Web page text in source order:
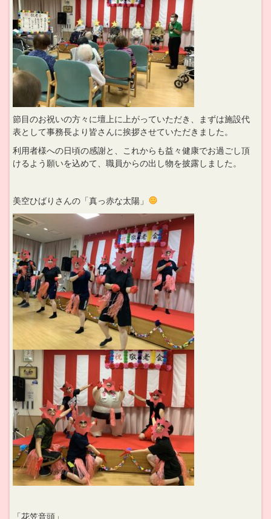
節目のお祝いの方々に壇上に上がっていただき、まずは施設代
表として事務長より皆さんに挨拶させていただきました。
利用者様への日頃の感謝と、これからも益々健康でお過ごし頂
けるよう願いを込めて、職員からの出し物を披露しました。
美空ひばりさんの「真っ赤な太陽」
「花笠音頭」